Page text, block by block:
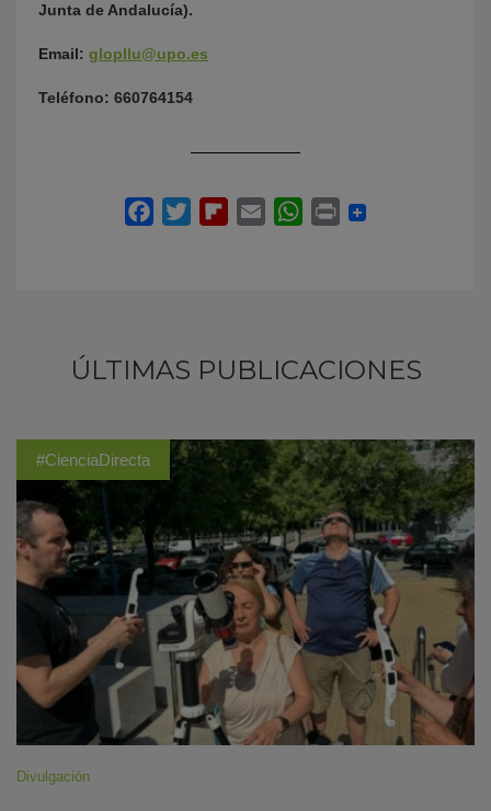
Junta de Andalucía).
Email: glopllu@upo.es
Teléfono: 660764154
ÚLTIMAS PUBLICACIONES
#CienciaDirecta
Divulgación